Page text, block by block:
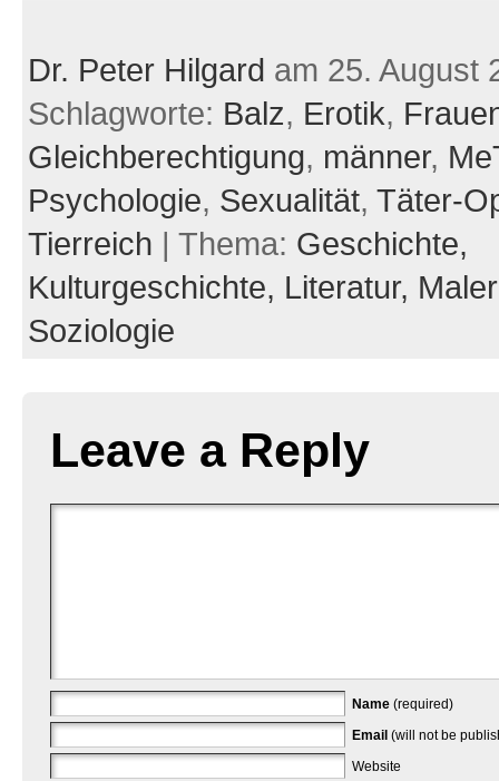
Dr. Peter Hilgard am 25. August
Schlagworte: Balz, Erotik,
Gleichberechtigung, männer,
Psychologie, Sexualität, Täter-
Tierreich | Thema: Geschichte,
Kulturgeschichte, Literatur,
Soziologie
Leave a Reply
Name (required)
Email (will not be
Website